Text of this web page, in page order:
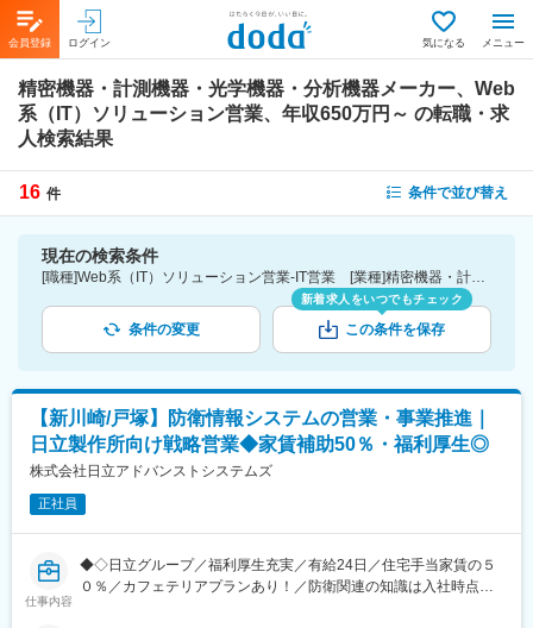
会員登録 ログイン 気になる メニュー
精密機器・計測機器・光学機器・分析機器メーカー、Web
系（IT）ソリューション営業、年収650万円～ の転職・求
人検索結果
16 件 条件で並び替え
現在の検索条件
[職種]Web系（IT）ソリューション営業-IT営業 [業種]精密機器・計測機器・光学機器・分析機器メーカー-メーカー（機械・電気）業界 [年収]650万円～
条件の変更
新着求人をいつでもチェック
この条件を保存
【新川崎/戸塚】防衛情報システムの営業・事業推進｜
日立製作所向け戦略営業◆家賃補助50％・福利厚生◎
株式会社日立アドバンストシステムズ
正社員
仕事内容
◆◇日立グループ／福利厚生充実／有給24日／住宅手当家賃の５
０％／カフェテリアプランあり！／防衛関連の知識は入社時点で